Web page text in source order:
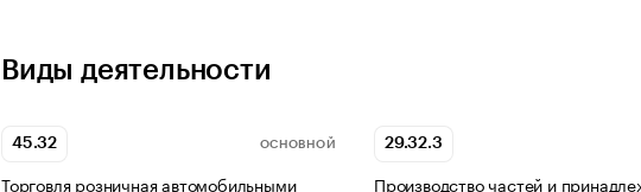
Виды деятельности
45.32 ОСНОВНОЙ
Торговля розничная автомобильными
29.32.3
Производство частей и